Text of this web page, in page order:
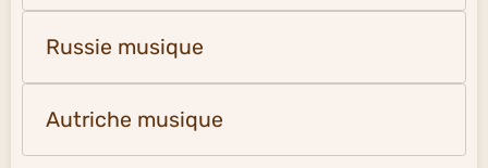
Russie musique
Autriche musique